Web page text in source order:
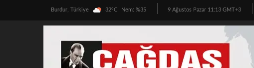
Burdur, Türkiye 32°C Nem: %35 9 Ağustos Pazar 11:13 GMT+3